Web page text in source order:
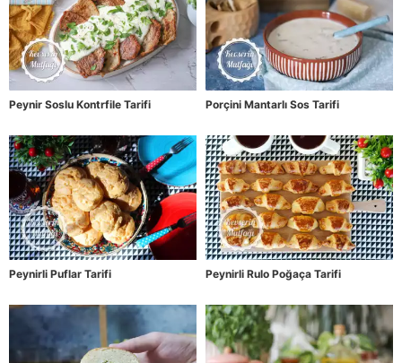
Peynir Soslu Kontrfile Tarifi Porçini Mantarlı Sos Tarifi
Peynirli Puflar Tarifi Peynirli Rulo Poğaça Tarifi